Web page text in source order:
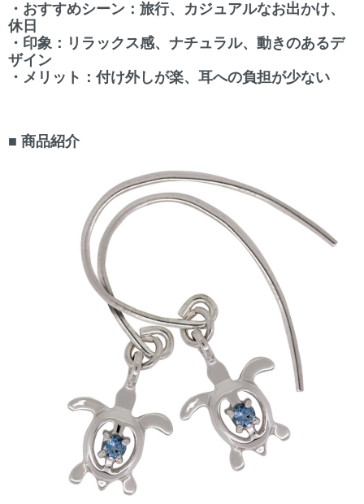
・おすすめシーン：旅行、カジュアルなお出かけ、
休日
・印象：リラックス感、ナチュラル、動きのあるデ
ザイン
・メリット：付け外しが楽、耳への負担が少ない
■ 商品紹介